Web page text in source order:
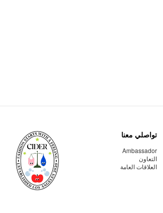
تواصلي معنا
Ambassador
التعاون
العلاقات العامة